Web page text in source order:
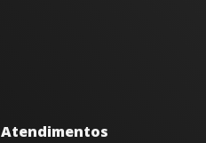
Atendimentos